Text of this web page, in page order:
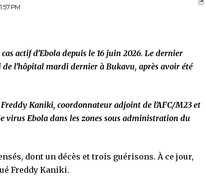
PM
actif d’Ebola depuis le 16 juin 2026. Le dernier
l’hôpital mardi dernier à Bukavu, après avoir été
Kaniki, coordonnateur adjoint de l’AFC/M23 et
virus Ebola dans les zones sous administration du
dont un décès et trois guérisons. À ce jour,
Freddy Kaniki.